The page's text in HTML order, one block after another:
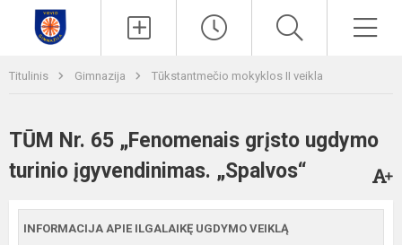
Titulinis Gimnazija Tūkstantmečio mokyklos II veikla
TŪM Nr. 65 „Fenomenais grįsto ugdymo
turinio įgyvendinimas. „Spalvos“
INFORMACIJA APIE ILGALAIKĘ UGDYMO VEIKLĄ